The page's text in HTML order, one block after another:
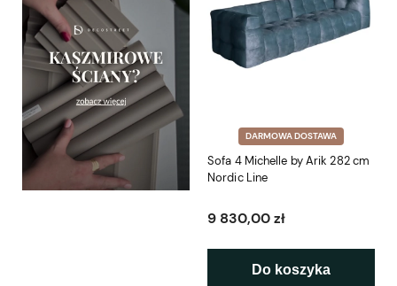
DARMOWA DOSTAWA
Sofa 4 Michelle by Arik 282 cm
Nordic Line
9 830,00 zł
Do koszyka